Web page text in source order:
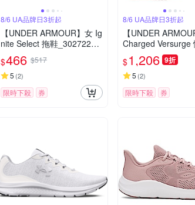
8/6 UA品牌日3折起
【UNDER ARMOUR】女 Ig
nite Select 拖鞋_3027222-
001
$466 $517
5 (2)
限時下殺 券
8/6 UA品牌日3折起
【UNDER
Charged Versurge
多款任選
$1,206 9折
5 (2)
限時下殺 券